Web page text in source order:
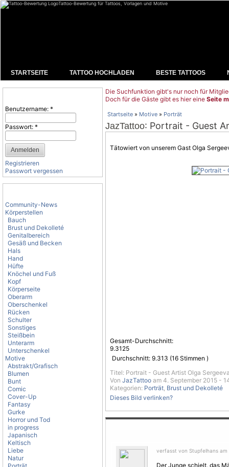
Tattoo-Bewertung für Tattoos, Vorlagen und Motive
STARTSEITE TATTOO HOCHLADEN BESTE TATTOOS
Benutzername: *
Passwort: *
Registrieren
Passwort vergessen
Community-News
Körperstellen
Bauch
Brust und Dekolleté
Genitalbereich
Gesäß und Becken
Hals
Hand
Hüfte
Knöchel und Fuß
Kopf
Körperseite
Oberarm
Oberschenkel
Rücken
Schulter
Sonstiges
Steißbein
Unterarm
Unterschenkel
Motive
Abstrakt/Grafisch
Blumen
Bunt
Comic
Cover-Up
Fantasy
Gurke
Horror und Tod
in progress
Japanisch
Keltisch
Liebe
Natur
Die Suchfunktion gibt's nur noch für
Doch für die Gäste gibt es hier eine Seite
Startseite » Motive » Porträt
JazTattoo: Portrait - Guest
Tätowiert von unserem Gast Olga
Gesamt-Durchschnitt:
9.3125
Durchschnitt: 9.313 (16 Stimmen )
Titel: Portrait - Guest Artist Olga
Von JazTattoo am 4. September 2015 -
Kategorien: Porträt, Brust und Dekolleté
Dieses Bild verlinken?
verfasst von Stupfelhans
Der Junge schielt, das